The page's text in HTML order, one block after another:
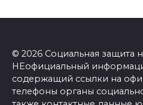
© 2026 Социальная защита
НЕофициальный
содержащий ссылки на
телефоны органы